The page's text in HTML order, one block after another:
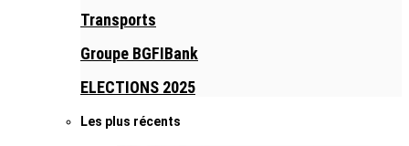
Transports
Groupe BGFIBank
ELECTIONS 2025
Les plus récents